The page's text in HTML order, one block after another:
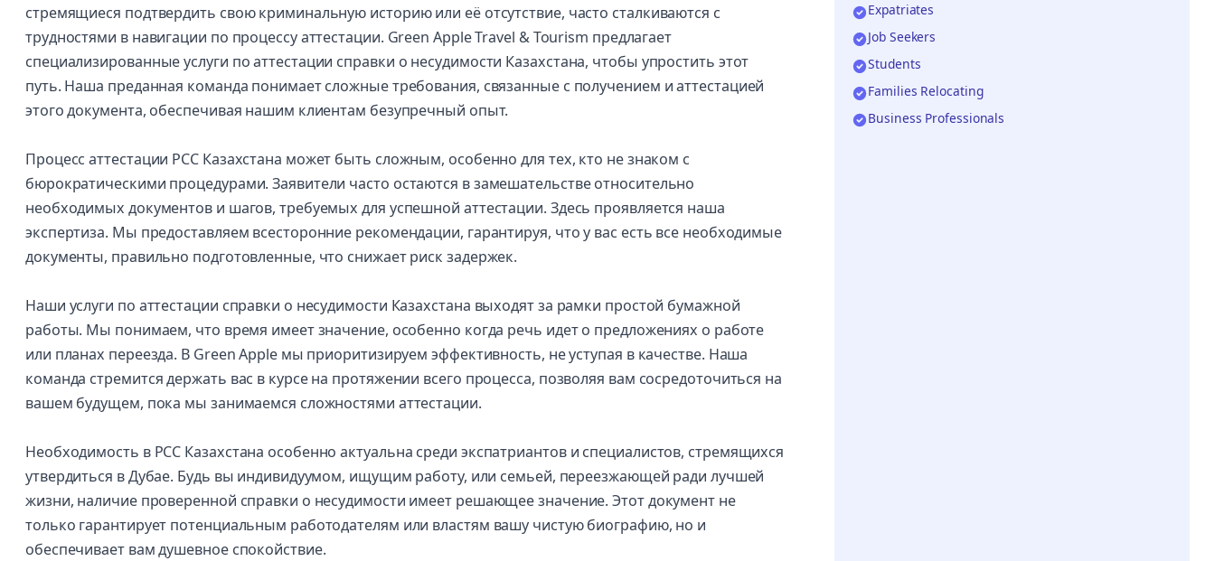
стремящиеся подтвердить свою криминальную историю или её отсутствие, часто сталкиваются с
трудностями в навигации по процессу аттестации. Green Apple Travel & Tourism предлагает
специализированные услуги по аттестации справки о несудимости Казахстана, чтобы упростить этот
путь. Наша преданная команда понимает сложные требования, связанные с получением и аттестацией
этого документа, обеспечивая нашим клиентам безупречный опыт.
Процесс аттестации PCC Казахстана может быть сложным, особенно для тех, кто не знаком с
бюрократическими процедурами. Заявители часто остаются в замешательстве относительно
необходимых документов и шагов, требуемых для успешной аттестации. Здесь проявляется наша
экспертиза. Мы предоставляем всесторонние рекомендации, гарантируя, что у вас есть все необходимые
документы, правильно подготовленные, что снижает риск задержек.
Наши услуги по аттестации справки о несудимости Казахстана выходят за рамки простой бумажной
работы. Мы понимаем, что время имеет значение, особенно когда речь идет о предложениях о работе
или планах переезда. В Green Apple мы приоритизируем эффективность, не уступая в качестве. Наша
команда стремится держать вас в курсе на протяжении всего процесса, позволяя вам сосредоточиться на
вашем будущем, пока мы занимаемся сложностями аттестации.
Необходимость в PCC Казахстана особенно актуальна среди экспатриантов и специалистов, стремящихся
утвердиться в Дубае. Будь вы индивидуумом, ищущим работу, или семьей, переезжающей ради лучшей
жизни, наличие проверенной справки о несудимости имеет решающее значение. Этот документ не
только гарантирует потенциальным работодателям или властям вашу чистую биографию, но и
обеспечивает вам душевное спокойствие.
Expatriates
Job Seekers
Students
Families Relocating
Business Professionals